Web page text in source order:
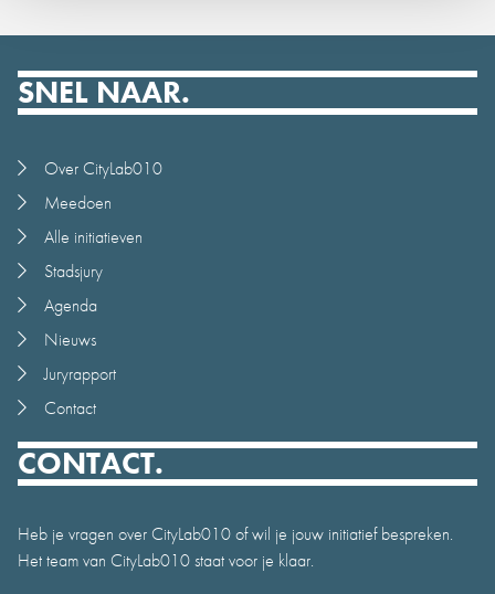
SNEL NAAR.
Over CityLab010
Meedoen
Alle initiatieven
Stadsjury
Agenda
Nieuws
Juryrapport
Contact
CONTACT.
Heb je vragen over CityLab010 of wil je jouw initiatief bespreken.
Het team van CityLab010 staat voor je klaar.